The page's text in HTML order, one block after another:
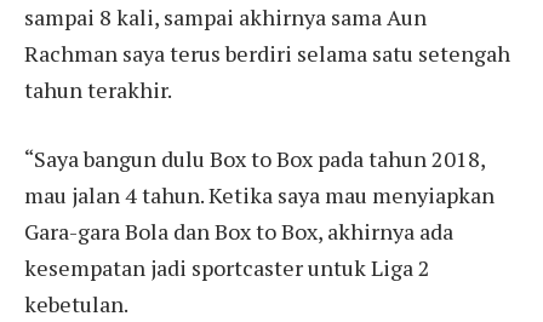
sampai 8 kali, sampai akhirnya sama Aun
Rachman saya terus berdiri selama satu setengah
tahun terakhir.
“Saya bangun dulu Box to Box pada tahun 2018,
mau jalan 4 tahun. Ketika saya mau menyiapkan
Gara-gara Bola dan Box to Box, akhirnya ada
kesempatan jadi sportcaster untuk Liga 2
kebetulan.